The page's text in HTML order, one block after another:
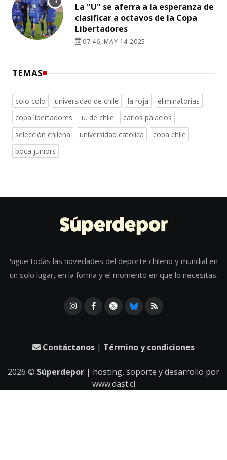
La "U" se aferra a la esperanza de
clasificar a octavos de la Copa
Libertadores
07:46, MAY 14 2025
TEMAS
colo colo universidad de chile la roja
eliminatorias
copa libertadores
u. de chile
carlos palacios
selección chilena
universidad católica
copa chile
boca juniors
Sigue todas las novedades del deporte chileno y mundial en
un solo lugar, en la forma y el momento en que lo necesitas.
Contáctanos | Término y condiciones
2026 © Súperdepor | hosting, soporte y desarrollo por
www.dast.cl